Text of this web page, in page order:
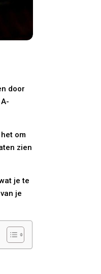
door
om
zien
je te
je